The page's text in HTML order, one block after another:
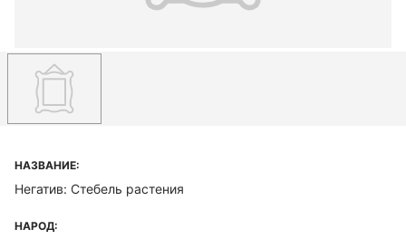
НАЗВАНИЕ:
Негатив: Стебель растения
НАРОД: